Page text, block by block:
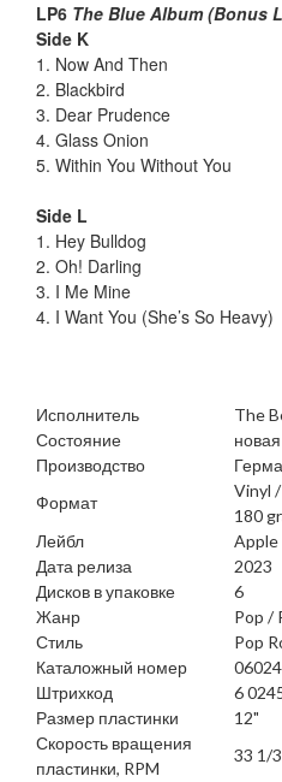
LP6 The Blue Album (Bonus
Side K
1. Now And Then
2. Blackbird
3. Dear Prudence
4. Glass Onion
5. Within You Without You
Side L
1. Hey Bulldog
2. Oh! Darling
3. I Me Mine
4. I Want You (She’s So Heavy)
Исполнитель
The
Состояние
новая
Производство
Формат
Vinyl
180
Лейбл
Apple
Дата релиза
2023
Дисков в упаковке
6
Жанр
Pop /
Стиль
Pop
Каталожный номер
Штрихкод
6
Размер пластинки
12"
Скорость вращения
пластинки, RPM
33 1/3